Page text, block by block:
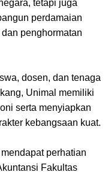
tetapi juga
perdamaian
penghormatan
dosen, dan tenaga
Unimal memiliki
serta menyiapkan
kebangsaan kuat.
perhatian
Fakultas